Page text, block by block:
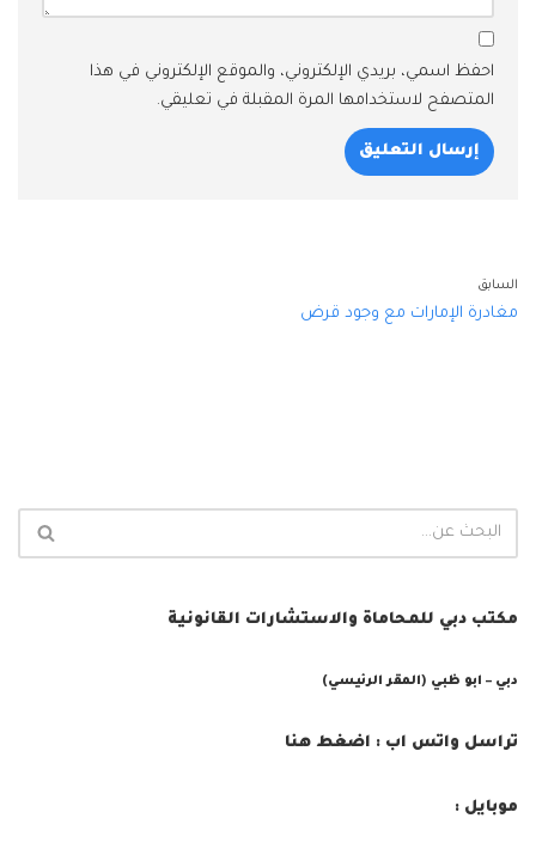
احفظ اسمي، بريدي الإلكتروني، والموقع الإلكتروني في هذا
المتصفح لاستخدامها المرة المقبلة في تعليقي.
السابق
مغادرة الإمارات مع وجود قرض
مكتب دبي للمحاماة والاستشارات القانونية
دبي – ابو ظبي (المقر الرئيسي)
تراسل واتس اب : اضغط هنا
موبايل :